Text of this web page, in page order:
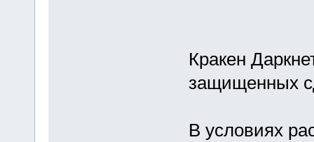
Кракен
защищенных
В условиях